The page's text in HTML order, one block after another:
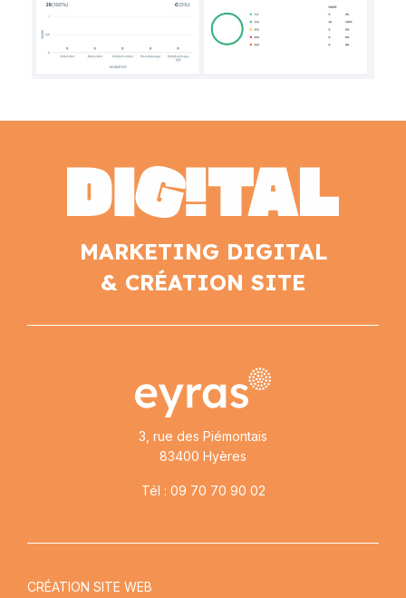
MARKETING DIGITAL
& CRÉATION SITE
3, rue des Piémontais
83400 Hyères
Tél : 09 70 70 90 02
CRÉATION SITE WEB